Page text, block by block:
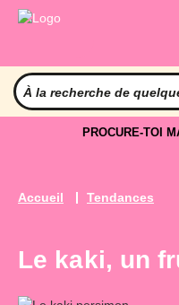
PROCURE-TOI
Accueil Tendances
Le kaki, un